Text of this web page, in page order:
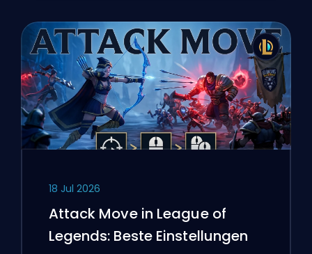
18 Jul 2026
Attack Move in League of
Legends: Beste Einstellungen